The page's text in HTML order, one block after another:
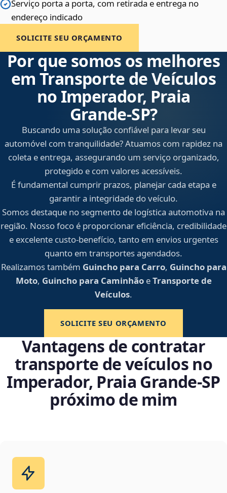
Serviço porta a porta, com retirada e entrega no
endereço indicado
SOLICITE SEU ORÇAMENTO
Por que somos os melhores
em Transporte de Veículos
no Imperador, Praia
Grande‑SP?
Buscando uma solução confiável para levar seu
automóvel com tranquilidade? Atuamos com rapidez na
coleta e entrega, assegurando um serviço organizado,
protegido e com valores acessíveis.
É fundamental cumprir prazos, planejar cada etapa e
garantir a integridade do veículo.
Somos destaque no segmento de logística automotiva na
região. Nosso foco é proporcionar eficiência, credibilidade
e excelente custo-benefício, tanto em envios urgentes
quanto em transportes agendados.
Realizamos também Guincho para Carro, Guincho para
Moto, Guincho para CaminhãoeTransporte de
Veículos.
SOLICITE SEU ORÇAMENTO
Vantagens de contratar
transporte de veículos no
Imperador, Praia Grande‑SP
próximo de mim